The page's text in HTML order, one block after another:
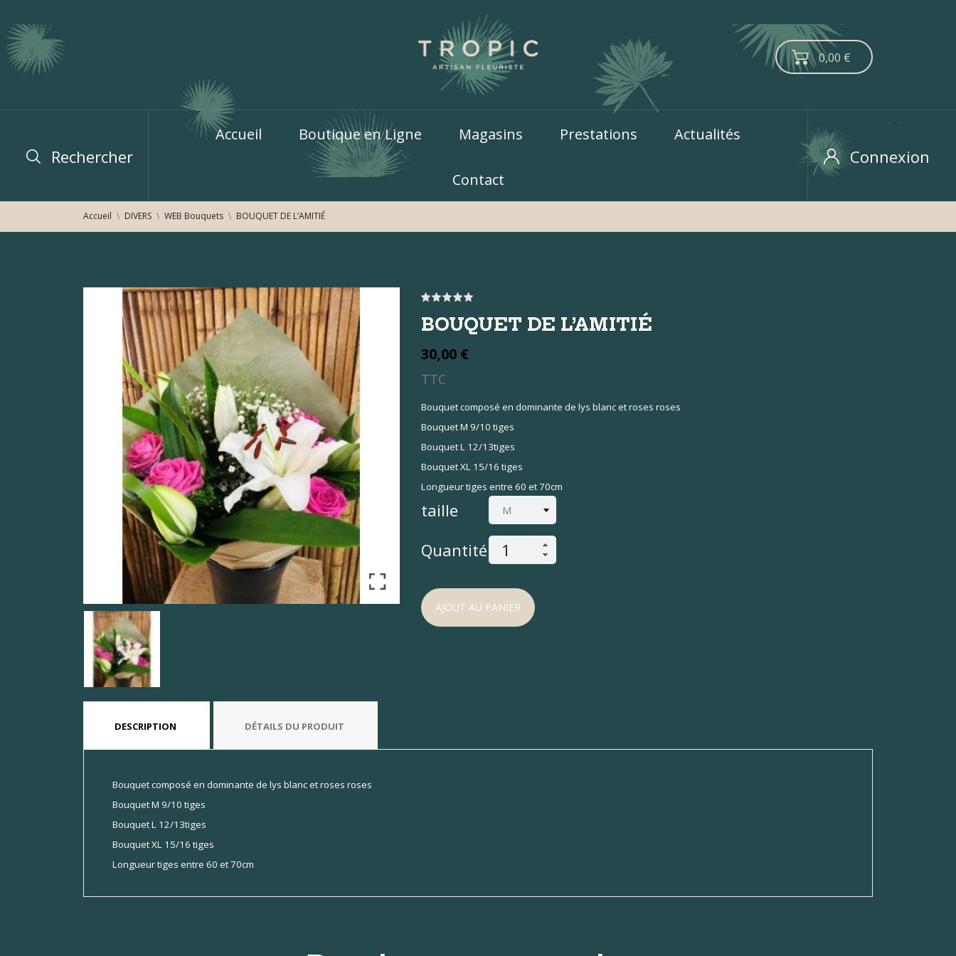
0,00 €
Rechercher
Accueil Boutique en Ligne Magasins Prestations Actualités
Contact
Connexion
Accueil DIVERS WEB Bouquets BOUQUET DE L’AMITIÉ
BOUQUET DE L’AMITIÉ
30,00 €
TTC
Bouquet composé en dominante de lys blanc et roses roses
Bouquet M 9/10 tiges
Bouquet L 12/13tiges
Bouquet XL 15/16 tiges
Longueur tiges entre 60 et 70cm
taille
Quantité:
AJOUT AU PANIER
DESCRIPTION DÉTAILS DU PRODUIT
Bouquet composé en dominante de lys blanc et roses roses
Bouquet M 9/10 tiges
Bouquet L 12/13tiges
Bouquet XL 15/16 tiges
Longueur tiges entre 60 et 70cm